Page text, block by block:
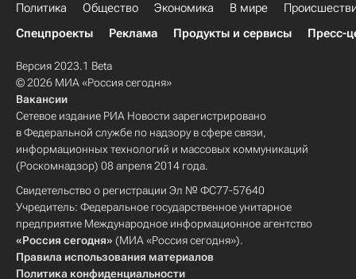
Политика Общество Экономика В мире
Спецпроекты
Реклама Продукты и сервисы Пресс-
Версия 2023.1 Beta
© 2026 МИА «Россия сегодня»
Вакансии
Сетевое издание РИА Новости зарегистрировано
в Федеральной службе по надзору в сфере связи,
информационных технологий и массовых коммуникаций
(Роскомнадзор) 08 апреля 2014 года.
Свидетельство о регистрации Эл № ФС77-57640
Учредитель: Федеральное государственное унитарное
предприятие Международное информационное агентство
«Россия сегодня» (МИА «Россия сегодня»).
Правила использования материалов
Политика конфиденциальности